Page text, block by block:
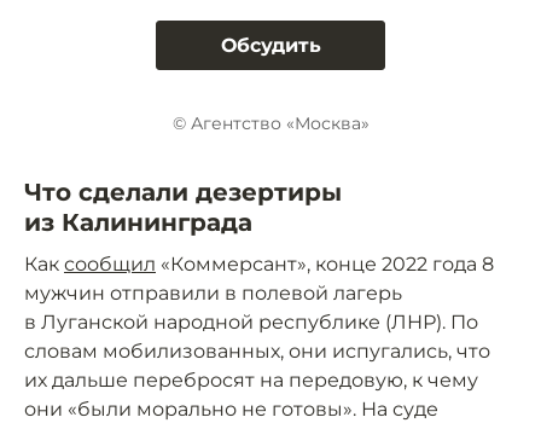
Обсудить
© Агентство «Москва»
Что сделали дезертиры
из Калининграда
Как сообщил «Коммерсант», конце 2022 года 8
мужчин отправили в полевой лагерь
в Луганской народной республике (ЛНР). По
словам мобилизованных, они испугались, что
их дальше перебросят на передовую, к чему
они «были морально не готовы». На суде